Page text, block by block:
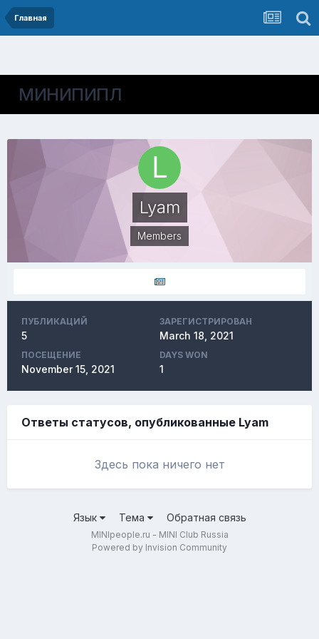
Главная
МИНИПИПЛ
Lyam
Members
ПУБЛИКАЦИЙ
5
ЗАРЕГИСТРИРОВАН
March 18, 2021
ПОСЕЩЕНИЕ
November 15, 2021
DAYS WON
1
Ответы статусов, опубликованные Lyam
Здесь пока ничего нет
Язык Тема Обратная связь
MINIpeople.ru - MINI Club Russia
Powered by Invision Community